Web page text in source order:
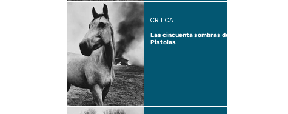
Las cincuenta sombras de
Pistolas
CRÍTICA